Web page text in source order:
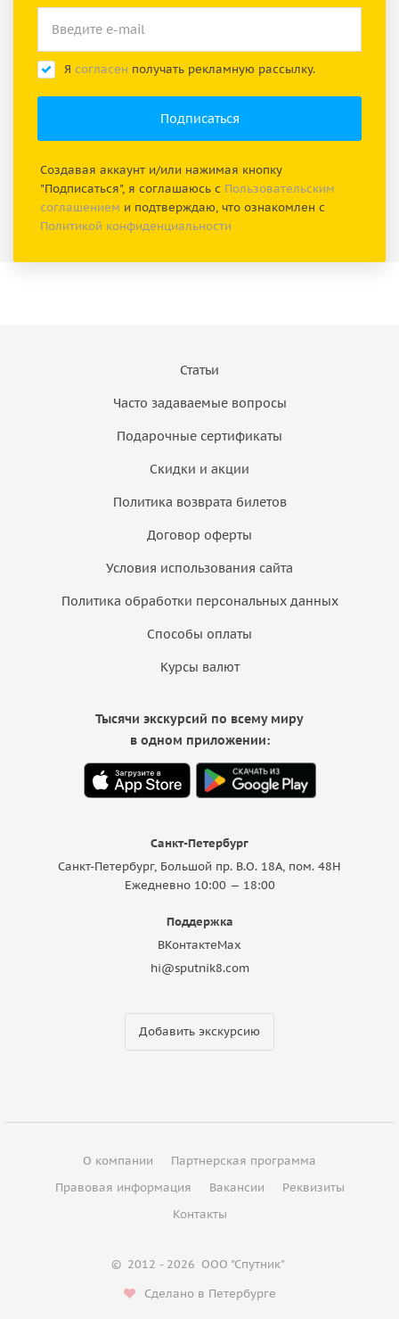
Я согласен получать рекламную рассылку.
Создавая аккаунт и/или нажимая кнопку
"Подписаться", я соглашаюсь с Пользовательским
соглашением и подтверждаю, что ознакомлен с
Политикой конфиденциальности
Статьи
Часто задаваемые вопросы
Подарочные сертификаты
Скидки и акции
Политика возврата билетов
Договор оферты
Условия использования сайта
Политика обработки персональных данных
Способы оплаты
Курсы валют
Санкт-Петербург
Санкт-Петербург, Большой пр. В.О. 18A, пом. 48Н
Ежедневно 10:00 — 18:00
Поддержка
ВКонтактеMax
hi@sputnik8.com
Добавить экскурсию
Тысячи экскурсий по всему миру
в одном приложении:
О компании
Партнерская программа
Правовая информация
Вакансии
Реквизиты
Контакты
© 2012 - 2026 ООО "Спутник"
Сделано в Петербурге